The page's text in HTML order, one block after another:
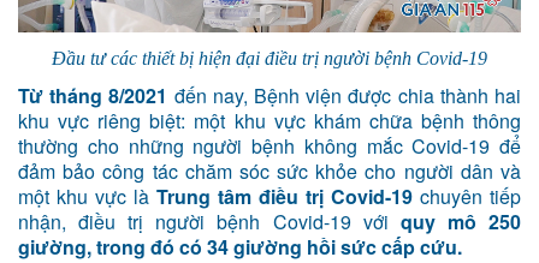
Đầu tư các thiết bị hiện đại điều trị người bệnh Covid-19
Từ tháng 8/2021 đến nay, Bệnh viện được chia thành hai
khu vực riêng biệt: một khu vực khám chữa bệnh thông
thường cho những người bệnh không mắc Covid-19 để
đảm bảo công tác chăm sóc sức khỏe cho người dân và
một khu vực là Trung tâm điều trị Covid-19 chuyên tiếp
nhận, điều trị người bệnh Covid-19 với quy mô 250
giường, trong đó có 34 giường hồi sức cấp cứu.